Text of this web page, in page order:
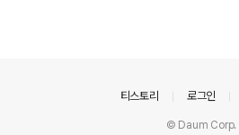
티스토리 로그인
© Daum Corp.